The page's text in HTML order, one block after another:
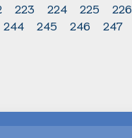
223 224 225 226
244 245 246 247